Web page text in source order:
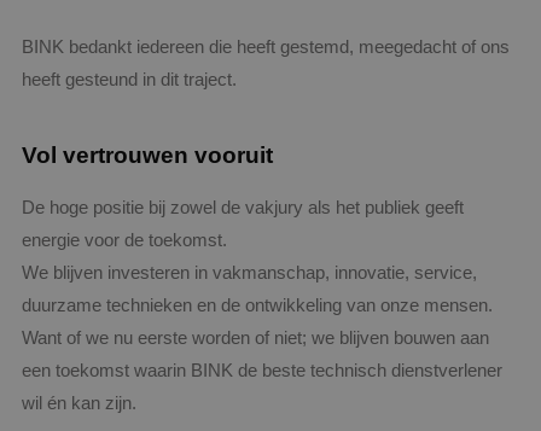
BINK bedankt iedereen die heeft gestemd, meegedacht of ons
heeft gesteund in dit traject.
Vol vertrouwen vooruit
De hoge positie bij zowel de vakjury als het publiek geeft
energie voor de toekomst.
We blijven investeren in vakmanschap, innovatie, service,
duurzame technieken en de ontwikkeling van onze mensen.
Want of we nu eerste worden of niet; we blijven bouwen aan
een toekomst waarin BINK de beste technisch dienstverlener
wil én kan zijn.